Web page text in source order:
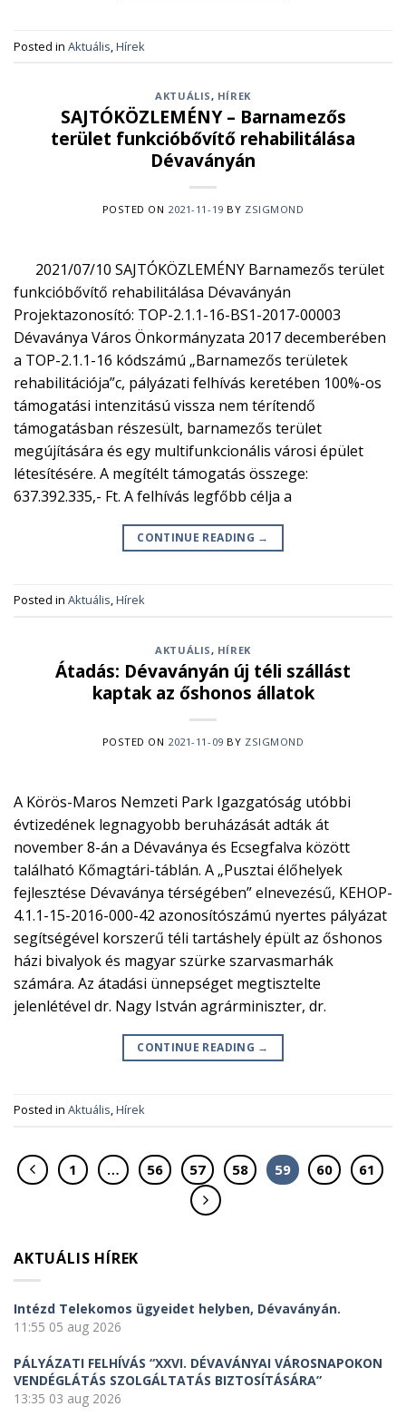
Posted in Aktuális Hírek
AKTUÁLIS, HÍREK
SAJTÓKÖZLEMÉNY – Barnamezős
terület funkcióbővítő rehabilitálása
Dévaványán
POSTED ON 2021-11-19 BY ZSIGMOND
2021/07/10 SAJTÓKÖZLEMÉNY Barnamezős terület
funkcióbővítő rehabilitálása Dévaványán
Projektazonosító: TOP-2.1.1-16-BS1-2017-00003
Dévaványa Város Önkormányzata 2017 decemberében
a TOP-2.1.1-16 kódszámú „Barnamezős területek
rehabilitációja”c, pályázati felhívás keretében 100%-os
támogatási intenzitású vissza nem térítendő
támogatásban részesült, barnamezős terület
megújítására és egy multifunkcionális városi épület
létesítésére. A megítélt támogatás összege:
637.392.335,- Ft. A felhívás legfőbb célja a
CONTINUE READING →
Posted in Aktuális,Hírek
AKTUÁLIS, HÍREK
Átadás: Dévaványán új téli szállást
kaptak az őshonos állatok
POSTED ON 2021-11-09 BY ZSIGMOND
A Körös-Maros Nemzeti Park Igazgatóság utóbbi
évtizedének legnagyobb beruházását adták át
november 8-án a Dévaványa és Ecsegfalva között
található Kőmagtári-táblán. A „Pusztai élőhelyek
fejlesztése Dévaványa térségében” elnevezésű, KEHOP-
4.1.1-15-2016-000-42 azonosítószámú nyertes pályázat
segítségével korszerű téli tartáshely épült az őshonos
házi bivalyok és magyar szürke szarvasmarhák
számára. Az átadási ünnepséget megtisztelte
jelenlétével dr. Nagy István agrárminiszter, dr.
CONTINUE READING →
Posted in Aktuális,Hírek
1 … 56 57 58 59 60 61
AKTUÁLIS HÍREK
Intézd Telekomos ügyeidet helyben, Dévaványán.
11:55 05 aug 2026
PÁLYÁZATI FELHÍVÁS “XXVI. DÉVAVÁNYAI VÁROSNAPOKON
VENDÉGLÁTÁS SZOLGÁLTATÁS BIZTOSÍTÁSÁRA”
13:35 03 aug 2026